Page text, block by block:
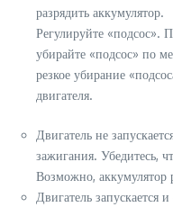
разрядить аккумулятор.
Регулируйте «подсос».
убирайте «подсос» по
резкое убирание
двигателя.
Двигатель не
зажигания. Убедитесь,
Возможно, аккумулятор
Двигатель запускается